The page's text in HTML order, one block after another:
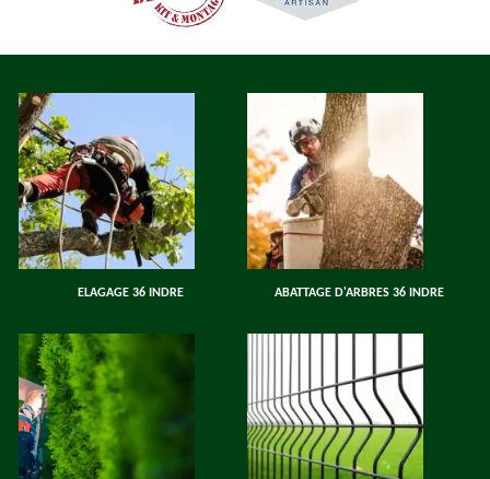
ELAGAGE 36 INDRE ABATTAGE D'ARBRES 36 INDRE